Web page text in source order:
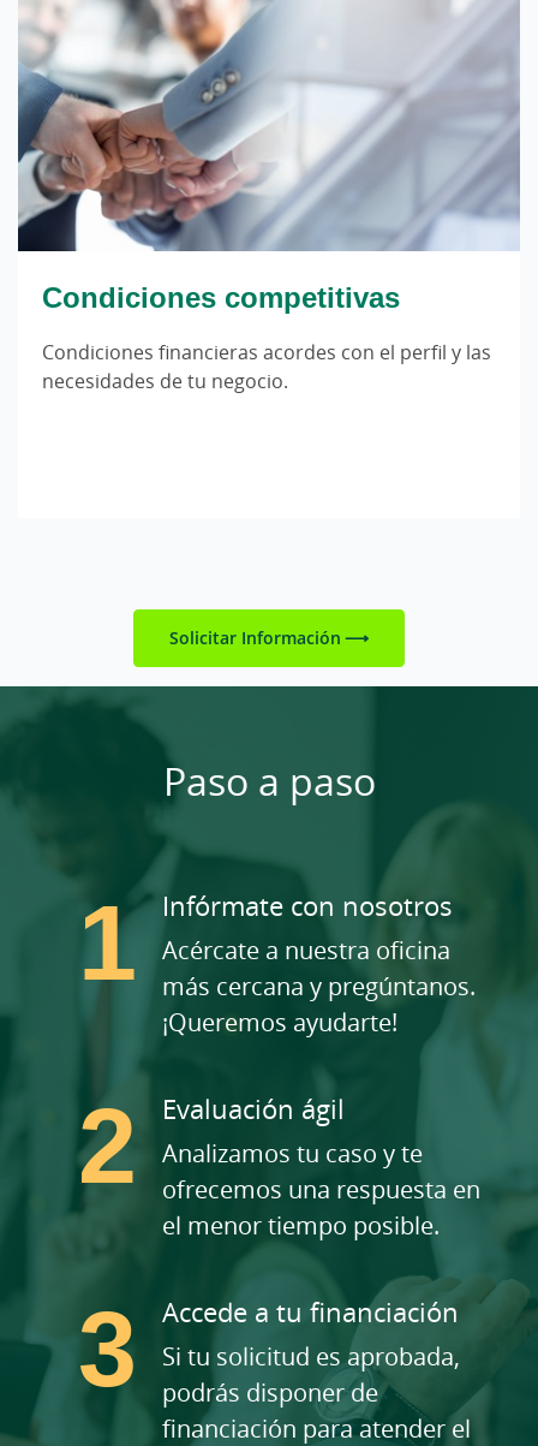
Condiciones competitivas
Condiciones financieras acordes con el perfil y las
necesidades de tu negocio.
Solicitar Información
Paso a paso
Infórmate con nosotros
Acércate a nuestra oficina
más cercana y pregúntanos.
¡Queremos ayudarte!
Evaluación ágil
Analizamos tu caso y te
ofrecemos una respuesta en
el menor tiempo posible.
Accede a tu financiación
Si tu solicitud es aprobada,
podrás disponer de
financiación para atender el